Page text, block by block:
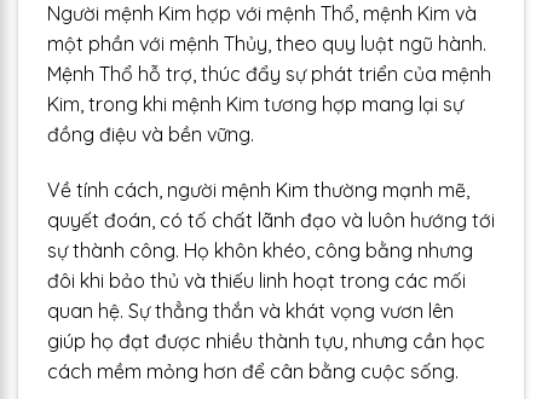
Người mệnh Kim hợp với mệnh Thổ, mệnh Kim và
một phần với mệnh Thủy, theo quy luật ngũ hành.
Mệnh Thổ hỗ trợ, thúc đẩy sự phát triển của mệnh
Kim, trong khi mệnh Kim tương hợp mang lại sự
đồng điệu và bền vững.
Về tính cách, người mệnh Kim thường mạnh mẽ,
quyết đoán, có tố chất lãnh đạo và luôn hướng tới
sự thành công. Họ khôn khéo, công bằng nhưng
đôi khi bảo thủ và thiếu linh hoạt trong các mối
quan hệ. Sự thẳng thắn và khát vọng vươn lên
giúp họ đạt được nhiều thành tựu, nhưng cần học
cách mềm mỏng hơn để cân bằng cuộc sống.